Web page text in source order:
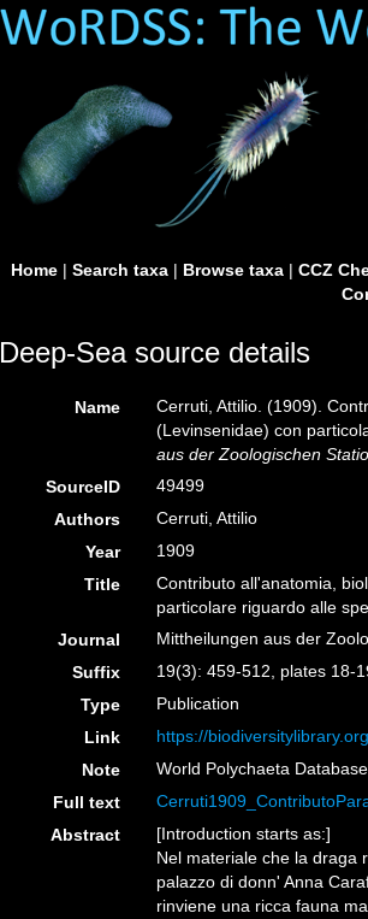
Home| Search taxa| Browse taxa| CCZ
Deep-Sea source details
Name
Cerruti, Attilio. (1909).
(Levinsenidae) con
aus der Zoologischen
SourceID
49499
Authors
Cerruti, Attilio
Year
1909
Title
Contributo all'anatomia,
particolare riguardo alle
Journal
Mittheilungen aus der
Suffix
19(3): 459-512, plates 18-
Type
Publication
Link
https://
Note
World Polychaeta
Full text
Abstract
[Introduction starts as:]
Nel materiale che la draga
palazzo di donn' Anna
rinviene una ricca fauna